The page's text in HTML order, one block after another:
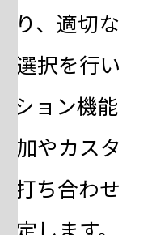
り、適切な
選択を行い
ション機能
加やカスタ
打ち合わせ
します。